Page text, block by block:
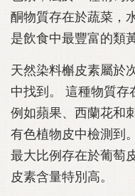
酮物質存在於蔬菜，
是飲食中最豐富的類黃
天然染料槲皮素屬於
中找到。 這種物質存
例如蘋果、西蘭花和
有色植物皮中檢測到
最大比例存在於葡萄
皮素含量特別高。